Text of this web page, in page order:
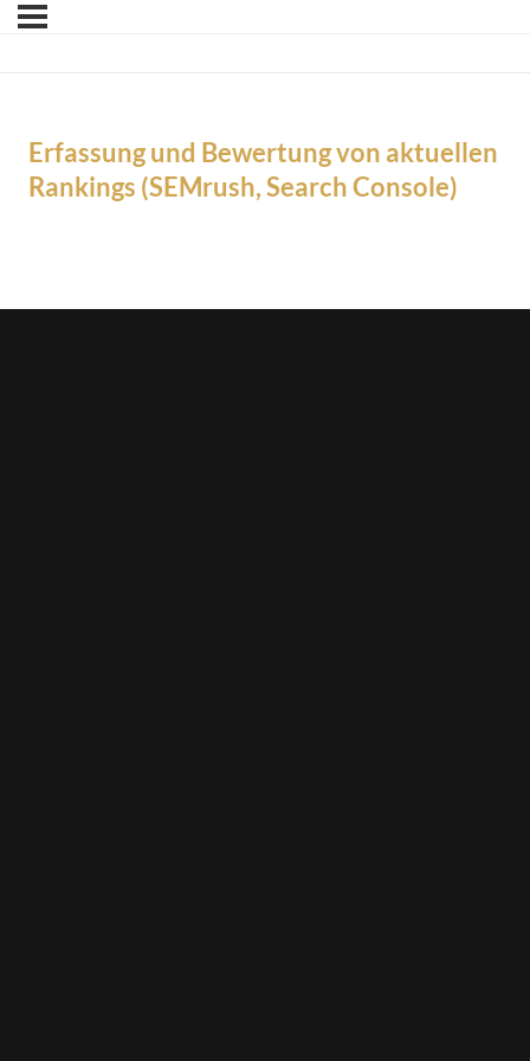
Erfassung und Bewertung von aktuellen
Rankings (SEMrush, Search Console)